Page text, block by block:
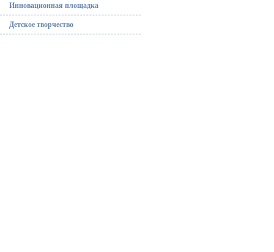
Инновационная площадка
Детское творчество